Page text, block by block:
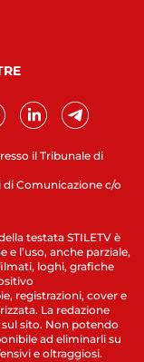
il Tribunale di
Comunicazione c/o
testata STILETV è
l’uso, anche parziale,
loghi, grafiche
registrazioni, cover e
La redazione
sito. Non potendo
ad eliminarli su
e oltraggiosi.